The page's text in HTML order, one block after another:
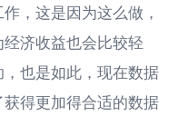
，这是因为这么做，
济收益也会比较轻
也是如此，现在数据
得更加得合适的数据